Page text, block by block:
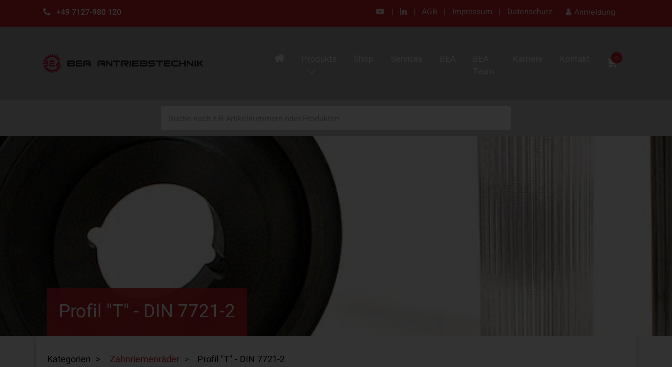
+49 7127-980 120 | | AGB | Impressum | Datenschutz Anmeldung
0
Profil "T" - DIN 7721-2
Kategorien > Zahnriemenräder> Profil "T" - DIN 7721-2